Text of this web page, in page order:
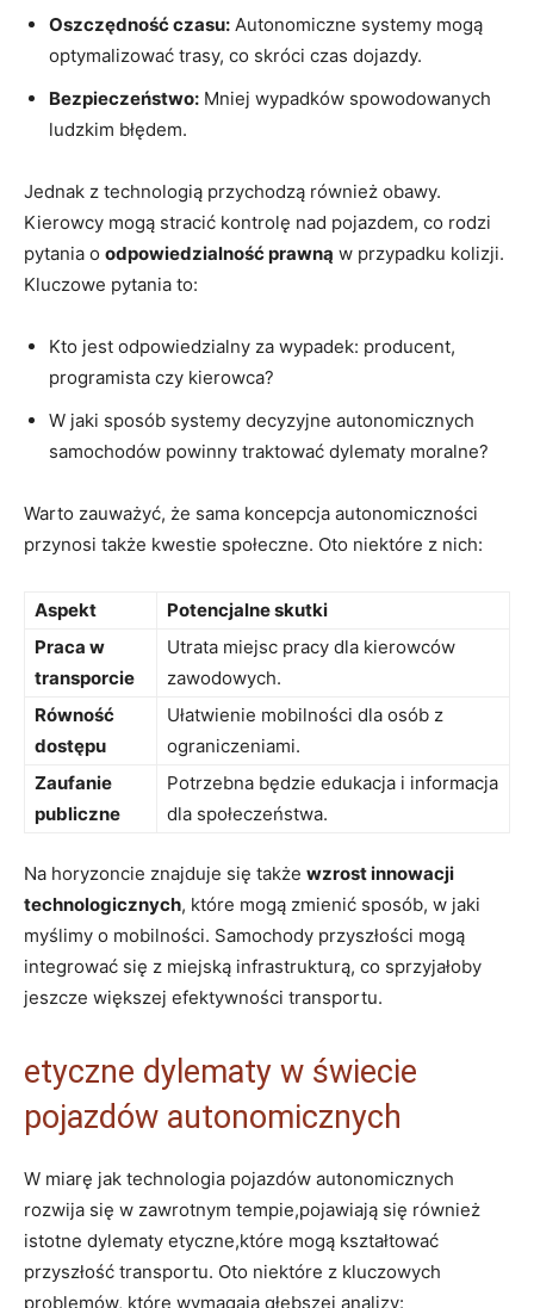
Oszczędność czasu: Autonomiczne systemy mogą
optymalizować trasy, co skróci czas dojazdy.
Bezpieczeństwo: Mniej wypadków spowodowanych
ludzkim błędem.
Jednak z technologią przychodzą również obawy.
Kierowcy mogą stracić kontrolę nad pojazdem, co rodzi
pytania o odpowiedzialność prawną w przypadku kolizji.
Kluczowe pytania to:
Kto jest odpowiedzialny za wypadek: producent,
programista czy kierowca?
W jaki sposób systemy decyzyjne autonomicznych
samochodów powinny traktować dylematy moralne?
Warto zauważyć, że sama koncepcja autonomiczności
przynosi także kwestie społeczne. Oto niektóre z nich:
Aspekt
Potencjalne skutki
Praca w
transporcie
Utrata miejsc pracy dla kierowców
zawodowych.
Równość
dostępu
Ułatwienie mobilności dla osób z
ograniczeniami.
Zaufanie
publiczne
Potrzebna będzie edukacja i informacja
dla społeczeństwa.
Na horyzoncie znajduje się także wzrost innowacji
technologicznych, które mogą zmienić sposób, w jaki
myślimy o mobilności. Samochody przyszłości mogą
integrować się z miejską infrastrukturą, co sprzyjałoby
jeszcze większej efektywności transportu.
etyczne dylematy w świecie
pojazdów autonomicznych
W miarę jak technologia pojazdów autonomicznych
rozwija się w zawrotnym tempie,pojawiają się również
istotne dylematy etyczne,które mogą kształtować
przyszłość transportu. Oto niektóre z kluczowych
problemów, które wymagają głębszej analizy: